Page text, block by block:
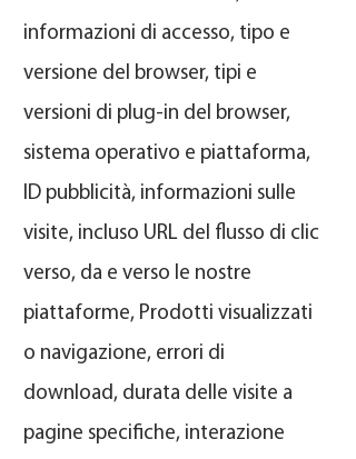
informazioni di accesso, tipo e
versione del browser, tipi e
versioni di plug-in del browser,
sistema operativo e piattaforma,
ID pubblicità, informazioni sulle
visite, incluso URL del flusso di clic
verso, da e verso le nostre
piattaforme, Prodotti visualizzati
o navigazione, errori di
download, durata delle visite a
pagine specifiche, interazione